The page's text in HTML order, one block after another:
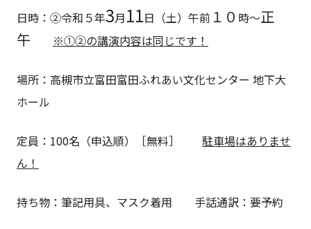
日時：②令和５年3月11日（土）午前 １０ 時～正
午
※①②の講演内容は同じです！
場所：高槻市立富田富田ふれあい文化センター 地下大
ホール
定員：100名（申込順）［無料］ 駐車場はありませ
ん！
持ち物：筆記用具、マスク着用 手話通訳：要予約